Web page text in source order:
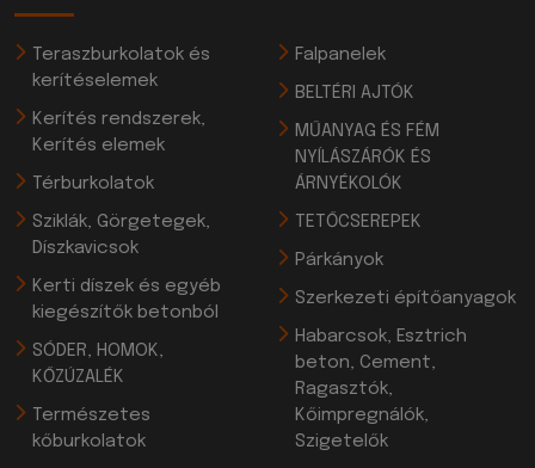
Teraszburkolatok és
kerítéselemek
Kerítés rendszerek,
Kerítés elemek
Térburkolatok
Sziklák, Görgetegek,
Díszkavicsok
Kerti díszek és egyéb
kiegészítők betonból
SÓDER, HOMOK,
KŐZÚZALÉK
Természetes
kőburkolatok
Falpanelek
BELTÉRI AJTÓK
MŰANYAG ÉS FÉM
NYÍLÁSZÁRÓK ÉS
ÁRNYÉKOLÓK
TETŐCSEREPEK
Párkányok
Szerkezeti építőanyagok
Habarcsok, Esztrich
beton, Cement,
Ragasztók,
Kőimpregnálók,
Szigetelők